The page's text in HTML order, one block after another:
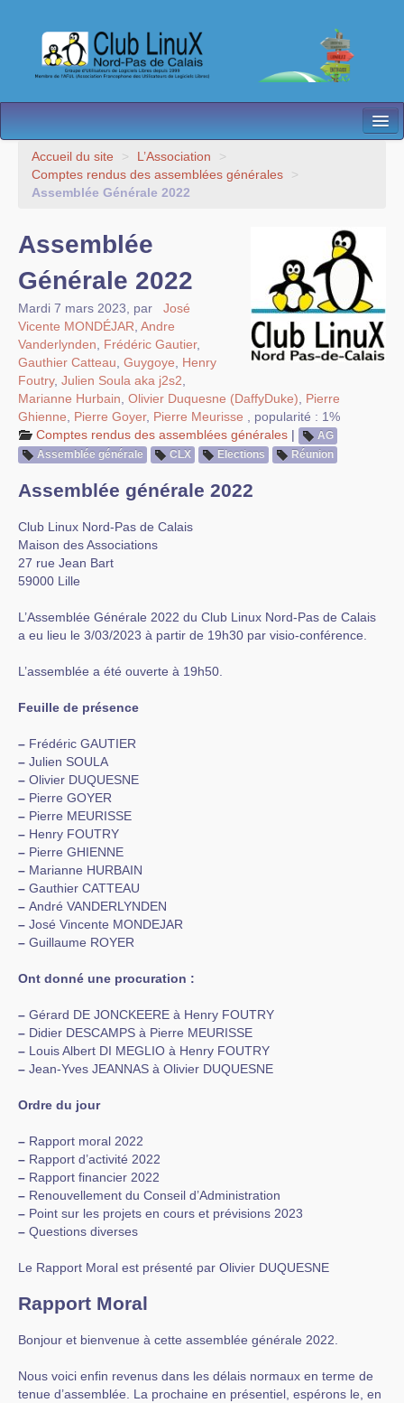
L’Association
Nos Activités
Espace membres
Accueil du site > L’Association
>
Comptes rendus des assemblées générales
>
Assemblée Générale 2022
Assemblée
Générale 2022
Mardi 7 mars 2023 par
José
Vicente MONDÉJAR Andre
Vanderlynden
Frédéric Gautier,
Gauthier Catteau Guygoye
Henry
Foutry, Julien Soula aka j2s2
Marianne Hurbain Olivier Duquesne (DaffyDuke)
Pierre
Ghienne
Pierre Goyer, Pierre Meurisse
popularité : 1%
Comptes rendus des assemblées générales |
AG
Assemblée générale
CLX Elections Réunion
Assemblée générale 2022
Club Linux Nord-Pas de Calais
Maison des Associations
27 rue Jean Bart
59000 Lille
L’Assemblée Générale 2022 du Club Linux Nord-Pas de Calais
a eu lieu le 3/03/2023 à partir de 19h30 par visio-conférence.
L’assemblée a été ouverte à 19h50.
Feuille de présence
– Frédéric GAUTIER
– Julien SOULA
– Olivier DUQUESNE
– Pierre GOYER
– Pierre MEURISSE
– Henry FOUTRY
– Pierre GHIENNE
– Marianne HURBAIN
– Gauthier CATTEAU
– André VANDERLYNDEN
– José Vincente MONDEJAR
– Guillaume ROYER
Ont donné une procuration :
– Gérard DE JONCKEERE à Henry FOUTRY
– Didier DESCAMPS à Pierre MEURISSE
– Louis Albert DI MEGLIO à Henry FOUTRY
– Jean-Yves JEANNAS à Olivier DUQUESNE
Ordre du jour
– Rapport moral 2022
– Rapport d’activité 2022
– Rapport financier 2022
– Renouvellement du Conseil d’Administration
– Point sur les projets en cours et prévisions 2023
– Questions diverses
Le Rapport Moral est présenté par Olivier DUQUESNE
Rapport Moral
Bonjour et bienvenue à cette assemblée générale 2022.
Nous voici enfin revenus dans les délais normaux en terme de
tenue d’assemblée. La prochaine en présentiel, espérons le, en